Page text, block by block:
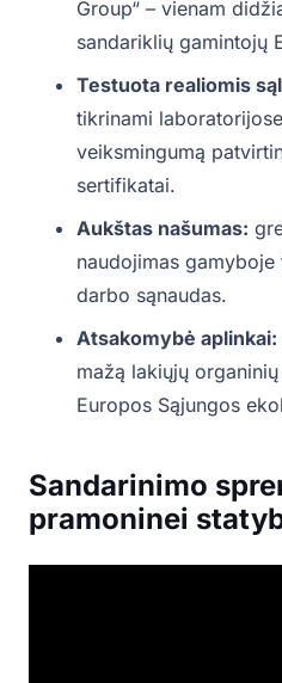
Group“ – vienam
sandariklių gamintojų
Testuota realiomis
tikrinami
veiksmingumą
sertifikatai.
Aukštas našumas:
naudojimas
darbo sąnaudas.
Atsakomybė aplinkai:
mažą lakiųjų
Europos Sąjungos
Sandarinimo
pramoninei